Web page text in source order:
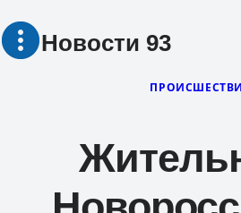
Перейти
Новости 93